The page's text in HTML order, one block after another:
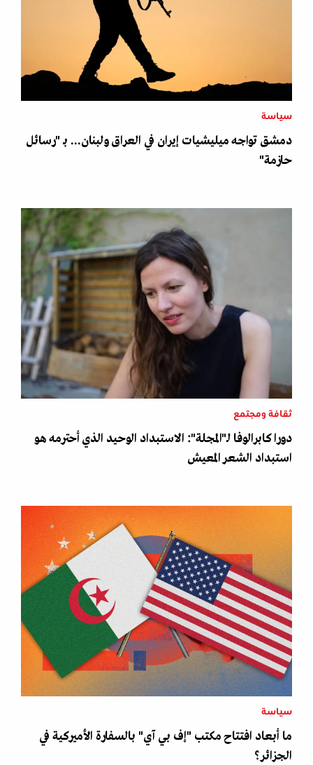
سياسة
دمشق تواجه ميليشيات إيران في العراق ولبنان... بـ "رسائل
حازمة"
ثقافة ومجتمع
دورا كابرالوفا لـ"المجلة": الاستبداد الوحيد الذي أحترمه هو
استبداد الشعر المعيش
سياسة
ما أبعاد افتتاح مكتب "إف بي آي" بالسفارة الأميركية في
الجزائر؟